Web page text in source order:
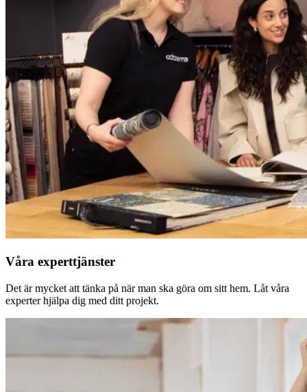
Våra experttjänster
Det är mycket att tänka på när man ska göra om sitt hem. Låt våra
experter hjälpa dig med ditt projekt.